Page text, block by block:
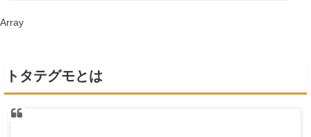
Array
トタテグモとは